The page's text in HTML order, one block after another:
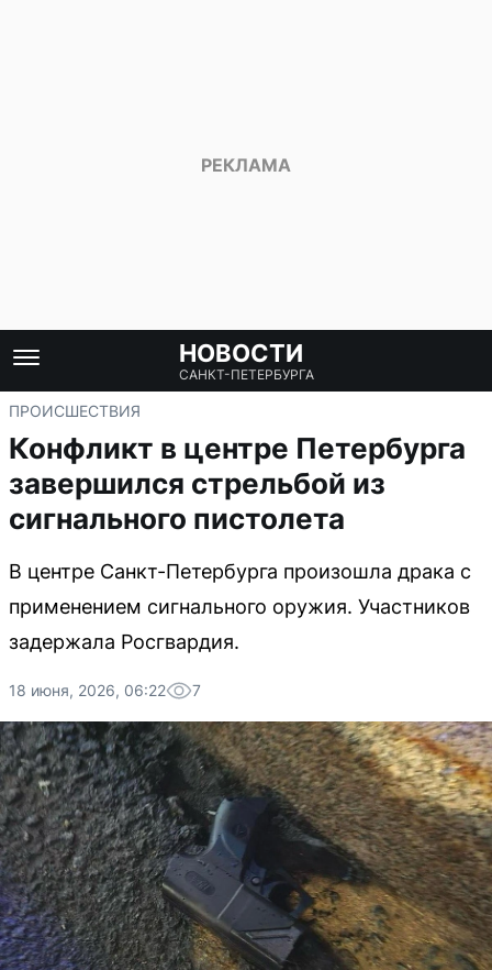
НОВОСТИ
САНКТ-ПЕТЕРБУРГА
ПРОИСШЕСТВИЯ
Конфликт в центре Петербурга
завершился стрельбой из
сигнального пистолета
В центре Санкт-Петербурга произошла драка с
применением сигнального оружия. Участников
задержала Росгвардия.
18 июня, 2026, 06:22 7